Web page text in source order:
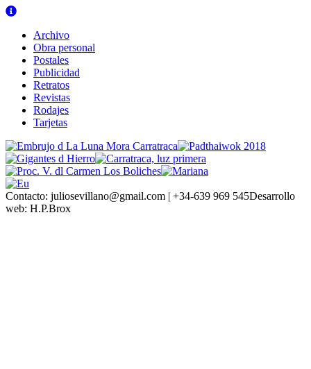
Archivo
Obra personal
Postales
Publicidad
Retratos
Revistas
Rodajes
Tarjetas
Contacto: juliosevillano@gmail.com | +34-639 969 545Desarrollo
web: H.P.Brox